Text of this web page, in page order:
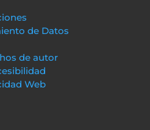
de Datos
de autor
Web